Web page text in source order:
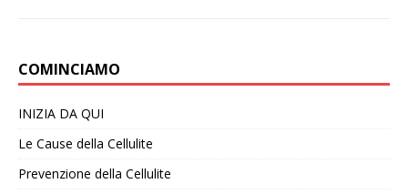
COMINCIAMO
INIZIA DA QUI
Le Cause della Cellulite
Prevenzione della Cellulite